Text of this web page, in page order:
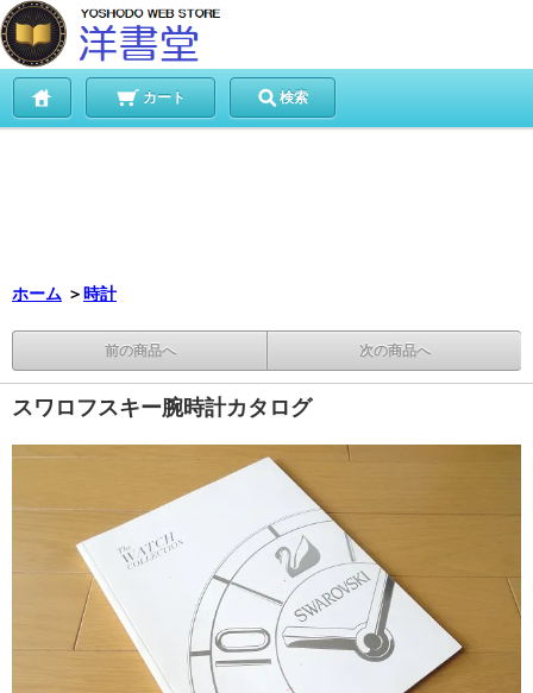
カート 検索
ホーム ＞ 時計
前の商品へ 次の商品へ
スワロフスキー腕時計カタログ